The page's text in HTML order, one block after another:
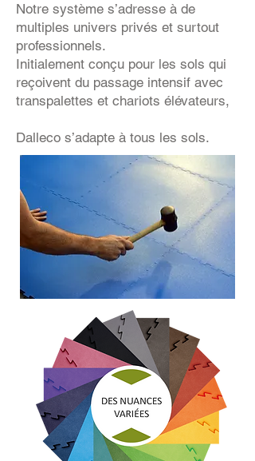
Notre système s’adresse à de
multiples univers privés et surtout
professionnels.
Initialement conçu pour les sols qui
reçoivent du passage intensif avec
transpalettes et chariots élévateurs,
Dalleco s’adapte à tous les sols.